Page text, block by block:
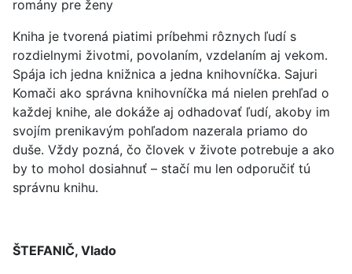
romány pre ženy
Kniha je tvorená piatimi príbehmi rôznych ľudí s
rozdielnymi životmi, povolaním, vzdelaním aj vekom.
Spája ich jedna knižnica a jedna knihovníčka. Sajuri
Komači ako správna knihovníčka má nielen prehľad o
každej knihe, ale dokáže aj odhadovať ľudí, akoby im
svojím prenikavým pohľadom nazerala priamo do
duše. Vždy pozná, čo človek v živote potrebuje a ako
by to mohol dosiahnuť – stačí mu len odporučiť tú
správnu knihu.
ŠTEFANIČ, Vlado